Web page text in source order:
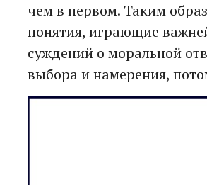
чем в первом. Таким
понятия, играющие
суждений о моральной
выбора и намерения,